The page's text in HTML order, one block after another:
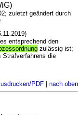
zuletzt geändert durch
entsprechend den
zulässig ist;
Strafverfahrens die
PDF| nach oben